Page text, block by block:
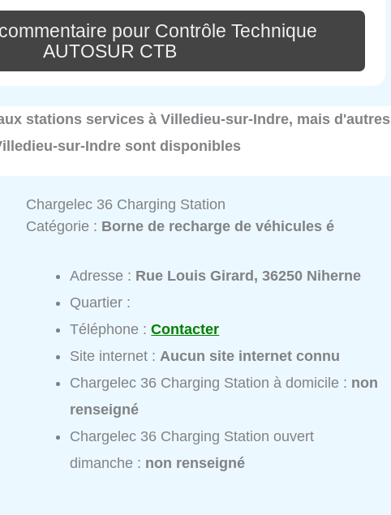
pour Contrôle Technique
AUTOSUR CTB
stations services à Villedieu-sur-Indre, mais d'autres
sur-Indre sont disponibles
Chargelec 36 Charging Station
Catégorie : Borne de recharge de véhicules é
Adresse : Rue Louis Girard, 36250 Niherne
Quartier :
Téléphone :Contacter
Site internet :Aucun site internet connu
Chargelec 36 Charging Station à domicile : non
renseigné
Chargelec 36 Charging Station ouvert
dimanche : non renseigné